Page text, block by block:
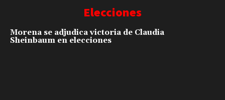
Elecciones
Morena se adjudica victoria de Claudia
Sheinbaum en elecciones